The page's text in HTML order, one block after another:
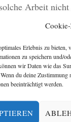
Erlebnis zu bieten,
zu speichern und/
wir Daten wie das
du deine
beeinträchtigt werden.
Arbeit
ich auch
und
musste. Ich
wenig
dem